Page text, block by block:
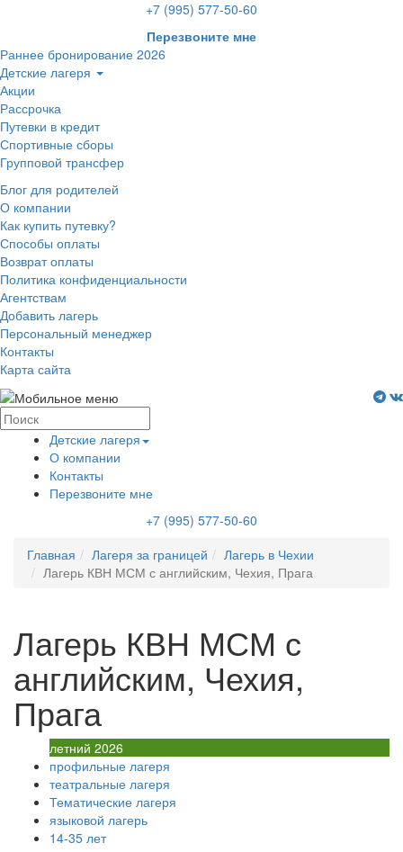
+7 (995) 577-50-60
Перезвоните мне
Раннее бронирование 2026
Детские лагеря
Акции
Рассрочка
Путевки в кредит
Спортивные сборы
Групповой трансфер
Блог для родителей
О компании
Как купить путевку?
Способы оплаты
Возврат оплаты
Политика конфиденциальности
Агентствам
Добавить лагерь
Персональный менеджер
Контакты
Карта сайта
Детские лагеря
О компании
Контакты
Перезвоните мне
+7 (995) 577-50-60
Главная
Лагеря за границей
Лагерь в Чехии
Лагерь КВН МСМ с английским, Чехия, Прага
Лагерь КВН МСМ с
английским, Чехия,
Прага
летний 2026
профильные лагеря
театральные лагеря
Тематические лагеря
языковой лагерь
14-35 лет